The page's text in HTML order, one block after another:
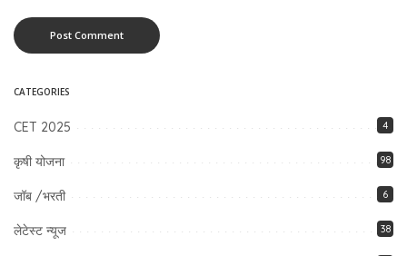
CATEGORIES
CET 2025 4
कृषी योजना 98
जॉब /भरती 6
लेटेस्ट न्यूज 38